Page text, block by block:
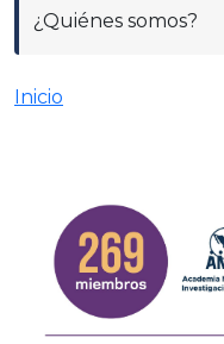
¿Quiénes somos?
Inicio